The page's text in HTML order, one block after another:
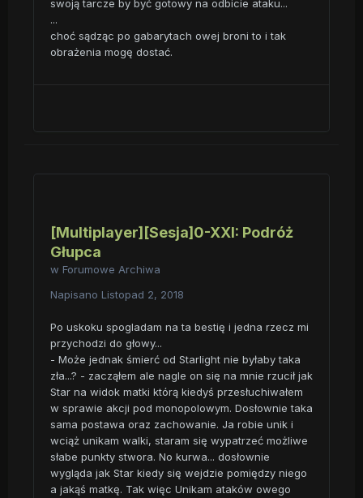
swoją tarcze by być gotowy na odbicie ataku...
...
choć sądząc po gabarytach owej broni to i tak
obrażenia mogę dostać.
[Multiplayer][Sesja]0-XXI: Podróż
Głupca
w Forumowe Archiwa
Napisano Listopad 2, 2018
Po uskoku spogladam na ta bestię i jedna rzecz mi
przychodzi do głowy...
- Może jednak śmierć od Starlight nie byłaby taka
zła...? - zacząłem ale nagle on się na mnie rzucił jak
Star na widok matki którą kiedyś przesłuchiwałem
w sprawie akcji pod monopolowym. Dosłownie taka
sama postawa oraz zachowanie. Ja robie unik i
wciąż unikam walki, staram się wypatrzeć możliwe
słabe punkty stwora. No kurwa... dosłownie
wygląda jak Star kiedy się wejdzie pomiędzy niego
a jakąś matkę. Tak więc Unikam ataków owego